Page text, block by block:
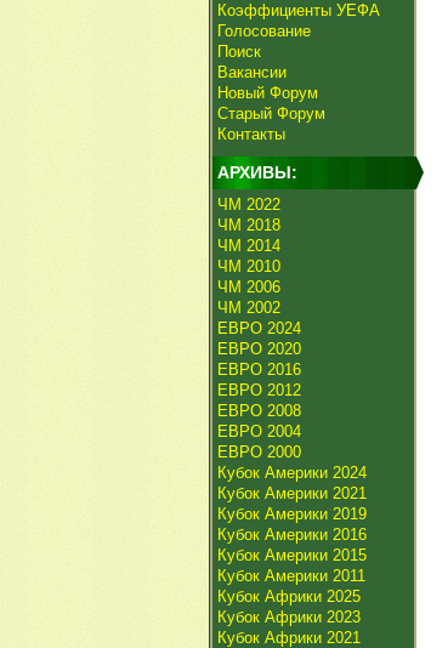
Коэффициенты УЕФА
Голосование
Поиск
Вакансии
Новый Форум
Старый Форум
Контакты
АРХИВЫ:
ЧМ 2022
ЧМ 2018
ЧМ 2014
ЧМ 2010
ЧМ 2006
ЧМ 2002
ЕВРО 2024
ЕВРО 2020
ЕВРО 2016
ЕВРО 2012
ЕВРО 2008
ЕВРО 2004
ЕВРО 2000
Кубок Америки 2024
Кубок Америки 2021
Кубок Америки 2019
Кубок Америки 2016
Кубок Америки 2015
Кубок Америки 2011
Кубок Африки 2025
Кубок Африки 2023
Кубок Африки 2021